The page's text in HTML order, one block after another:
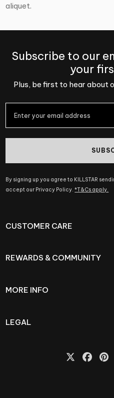
aliquet.
Subscribe to our
your
Plus, be first to hear about
By signing up you agree to KILLSTAR
accept our Privacy Policy.*T&Cs apply.
CUSTOMER CARE
REWARDS & COMMUNITY
MORE INFO
LEGAL